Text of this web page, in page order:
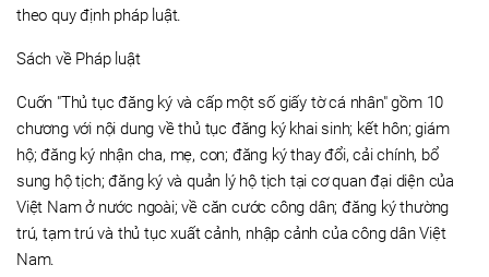
theo quy định pháp luật.
Sách về Pháp luật
Cuốn "Thủ tục đăng ký và cấp một số giấy tờ cá nhân" gồm 10
chương với nội dung về thủ tục đăng ký khai sinh; kết hôn; giám
hộ; đăng ký nhận cha, mẹ, con; đăng ký thay đổi, cải chính, bổ
sung hộ tịch; đăng ký và quản lý hộ tịch tại cơ quan đại diện của
Việt Nam ở nước ngoài; về căn cước công dân; đăng ký thường
trú, tạm trú và thủ tục xuất cảnh, nhập cảnh của công dân Việt
Nam.